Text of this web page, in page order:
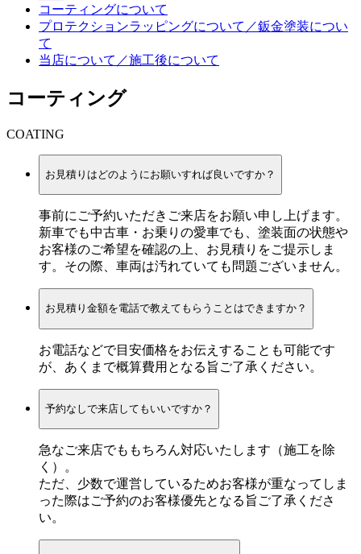
コーティングについて
プロテクションラッピングについて／鈑金塗装につい
て
当店について／施工後について
コーティング
COATING
お見積りはどのようにお願いすれば良いですか？
事前にご予約いただきご来店をお願い申し上げます。
新車でも中古車・お乗りの愛車でも、塗装面の状態や
お客様のご希望を確認の上、お見積りをご提示しま
す。その際、車両は汚れていても問題ございません。
お見積り金額を電話で教えてもらうことはできますか？
お電話などで目安価格をお伝えすることも可能です
が、あくまで概算費用となる旨ご了承ください。
予約なしで来店してもいいですか？
急なご来店でももちろん対応いたします（施工を除
く）。
ただ、少数で運営しているためお客様が重なってしま
った際はご予約のお客様優先となる旨ご了承くださ
い。